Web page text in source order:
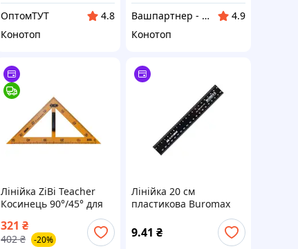
ОптомТУТ
4.8
Конотоп
Вашпартнер - канцтовари, іграшки та дитяча книга, побутова хімія
4.9
Конотоп
Лінійка ZiBi Teacher
Косинець 90°/45° для
шкільної дошки 50 см,
жовтий ZB.5639 buzyna
321 ₴
402 ₴ -20%
Лінійка 20 см
пластикова Buromax
BM.5827-20
9.41 ₴